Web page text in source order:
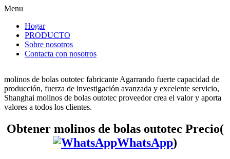
Menu
Hogar
PRODUCTO
Sobre nosotros
Contacta con nosotros
molinos de bolas outotec fabricante Agarrando fuerte capacidad de
producción, fuerza de investigación avanzada y excelente servicio,
Shanghai molinos de bolas outotec proveedor crea el valor y aporta
valores a todos los clientes.
Obtener molinos de bolas outotec Precio(
WhatsApp)